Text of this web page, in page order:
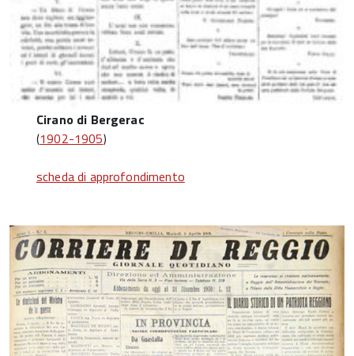
Cirano di Bergerac
(1902-1905)
scheda di approfondimento